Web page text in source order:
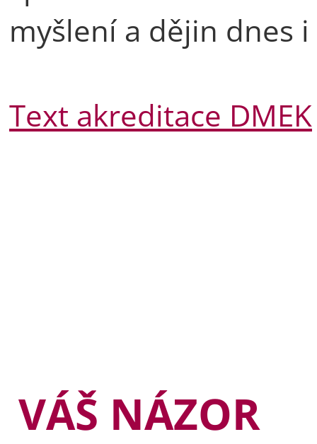
myšlení a dějin dnes
Text akreditace DMEK
VÁŠ NÁZOR